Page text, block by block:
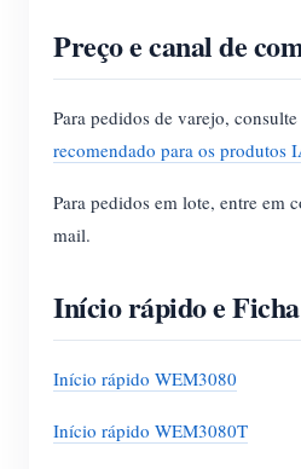
Preço e canal de
Para pedidos de varejo, consulte
recomendado para os produtos
Para pedidos em lote, entre em
mail.
Início rápido e
Início rápido WEM3080
Início rápido WEM3080T